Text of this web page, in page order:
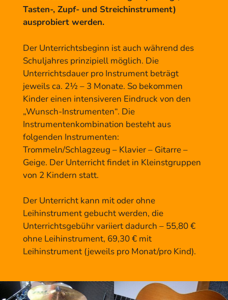
Tasten-, Zupf- und Streichinstrument)
ausprobiert werden.
Der Unterrichtsbeginn ist auch während des
Schuljahres prinzipiell möglich. Die
Unterrichtsdauer pro Instrument beträgt
jeweils ca. 2½ – 3 Monate. So bekommen
Kinder einen intensiveren Eindruck von den
„Wunsch-Instrumenten“. Die
Instrumentenkombination besteht aus
folgenden Instrumenten:
Trommeln/Schlagzeug – Klavier – Gitarre –
Geige. Der Unterricht findet in Kleinstgruppen
von 2 Kindern statt.
Der Unterricht kann mit oder ohne
Leihinstrument gebucht werden, die
Unterrichtsgebühr variiert dadurch – 55,80 €
ohne Leihinstrument, 69,30 € mit
Leihinstrument (jeweils pro Monat/pro Kind).